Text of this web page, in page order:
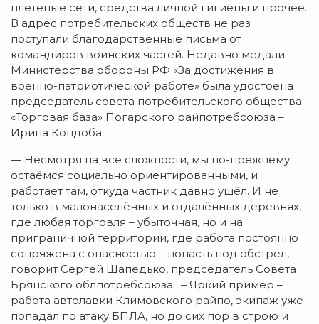
плетёные сети, средства личной гигиены и прочее.
В адрес потребительских обществ не раз
поступали благодарственные письма от
командиров воинских частей. Недавно медали
Министерства обороны РФ «За достижения в
военно-патриотической работе» была удостоена
председатель совета потребительского общества
«Торговая база» Погарского райпотребсоюза –
Ирина Кондоба.
— Несмотря на все сложности, мы по-прежнему
остаёмся социально ориентированными, и
работает там, откуда частник давно ушёл. И не
только в малонаселённых и отдалённых деревнях,
где любая торговля – убыточная, но и на
приграничной территории, где работа постоянно
сопряжена с опасностью – попасть под обстрел, –
говорит Сергей Шапедько, председатель Совета
Брянского облпотребсоюза. – Яркий пример –
работа автолавки Климовского райпо, экипаж уже
попадал по атаку БПЛА, но до сих пор в строю и